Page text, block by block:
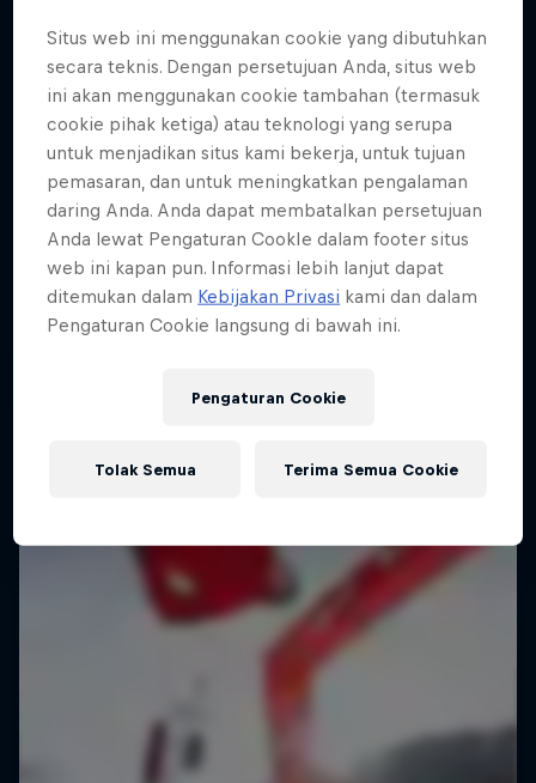
Situs web ini menggunakan cookie yang dibutuhkan
secara teknis. Dengan persetujuan Anda, situs web
ini akan menggunakan cookie tambahan (termasuk
cookie pihak ketiga) atau teknologi yang serupa
untuk menjadikan situs kami bekerja, untuk tujuan
pemasaran, dan untuk meningkatkan pengalaman
daring Anda. Anda dapat membatalkan persetujuan
Anda lewat Pengaturan CookIe dalam footer situs
web ini kapan pun. Informasi lebih lanjut dapat
ditemukan dalam Kebijakan Privasi kami dan dalam
Pengaturan Cookie langsung di bawah ini.
Pengaturan Cookie
Tolak Semua Terima Semua Cookie